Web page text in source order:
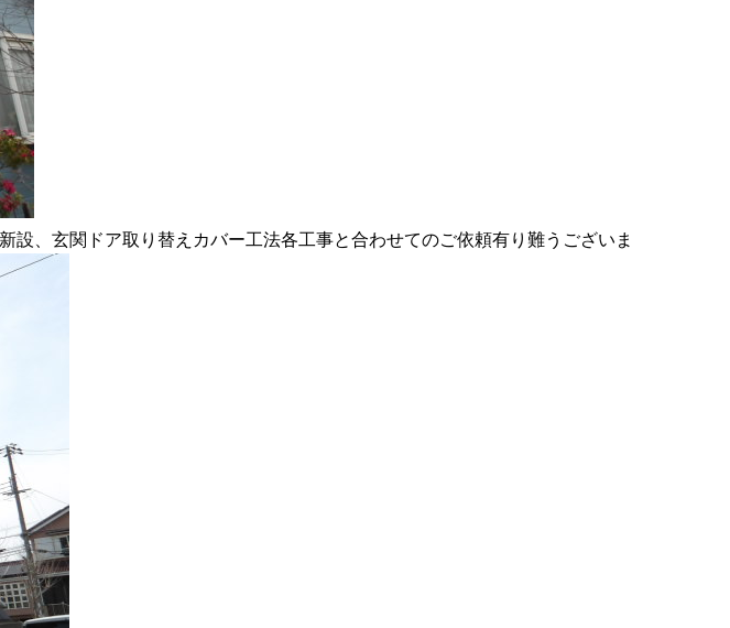
、玄関ドア取り替えカバー工法各工事と合わせてのご依頼有り難うございま